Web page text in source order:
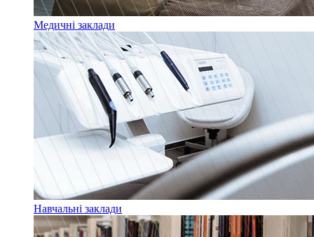
Медичні заклади
Навчальні заклади